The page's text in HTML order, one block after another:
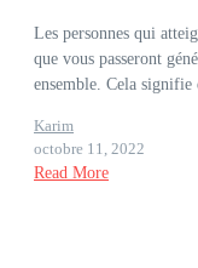
Les personnes qui
que vous passeront
ensemble. Cela signifie
Karim
octobre 11, 2022
Read More